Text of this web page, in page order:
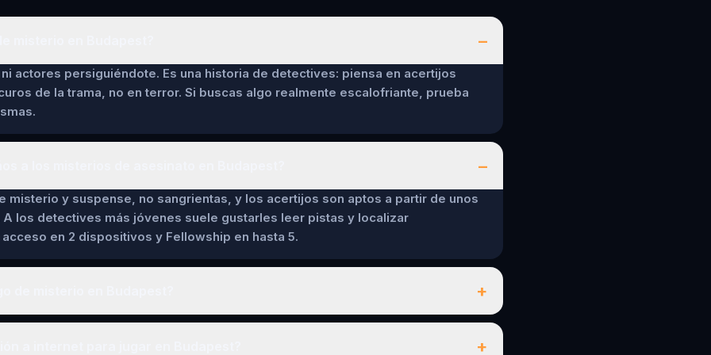
das definitiv wieder machen.
Eine super Aktivität, die bei
sich perfekt für einen
besonderen Stadtspaziergang
–
actores persiguiéndote. Es una historia de detectives: piensa en acertijos
de la trama, no en terror. Si buscas algo realmente escalofriante, prueba
–
misterio y suspense, no sangrientas, y los acertijos son aptos a partir de unos
A los detectives más jóvenes suele gustarles leer pistas y localizar
en 2 dispositivos y Fellowship en hasta 5.
+
+